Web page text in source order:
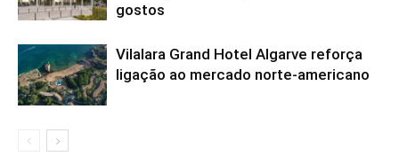
gostos
Vilalara Grand Hotel Algarve reforça
ligação ao mercado norte-americano